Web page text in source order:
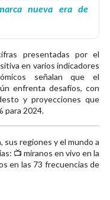
nueva era de
presentadas por el
en varios indicadores
señalan que el
enfrenta desafíos, con
y proyecciones que
para 2024.
sus regiones y el mundo a
📺 míranos en vivo en la
en las 73 frecuencias de